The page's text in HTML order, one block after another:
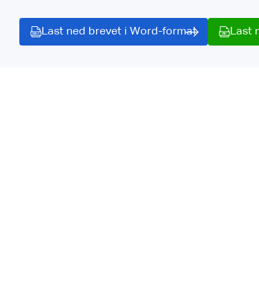
Last ned brevet i Word-format Last